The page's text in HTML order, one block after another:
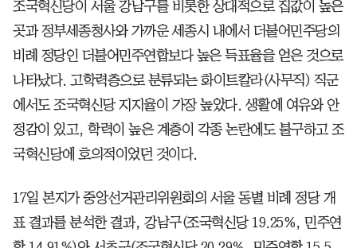
조국혁신당이 서울 강남구를 비롯한 상대적으로 집값이 높은
곳과 정부세종청사와 가까운 세종시 내에서 더불어민주당의
비례 정당인 더불어민주연합보다 높은 득표율을 얻은 것으로
나타났다. 고학력층으로 분류되는 화이트칼라(사무직) 직군
에서도 조국혁신당 지지율이 가장 높았다. 생활에 여유와 안
정감이 있고, 학력이 높은 계층이 각종 논란에도 불구하고 조
국혁신당에 호의적이었던 것이다.
17일 본지가 중앙선거관리위원회의 서울 동별 비례 정당 개
표 결과를 분석한 결과, 강남구(조국혁신당 19.25%, 민주연